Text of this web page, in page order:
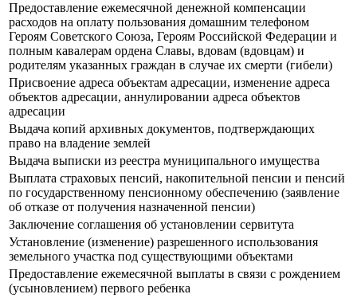
Предоставление ежемесячной денежной компенсации
расходов на оплату пользования домашним телефоном
Героям Советского Союза, Героям Российской Федерации и
полным кавалерам ордена Славы, вдовам (вдовцам) и
родителям указанных граждан в случае их смерти (гибели)
Присвоение адреса объектам адресации, изменение адреса
объектов адресации, аннулировании адреса объектов
адресации
Выдача копий архивных документов, подтверждающих
право на владение землей
Выдача выписки из реестра муниципального имущества
Выплата страховых пенсий, накопительной пенсии и пенсий
по государственному пенсионному обеспечению (заявление
об отказе от получения назначенной пенсии)
Заключение соглашения об установлении сервитута
Установление (изменение) разрешенного использования
земельного участка под существующими объектами
Предоставление ежемесячной выплаты в связи с рождением
(усыновлением) первого ребенка